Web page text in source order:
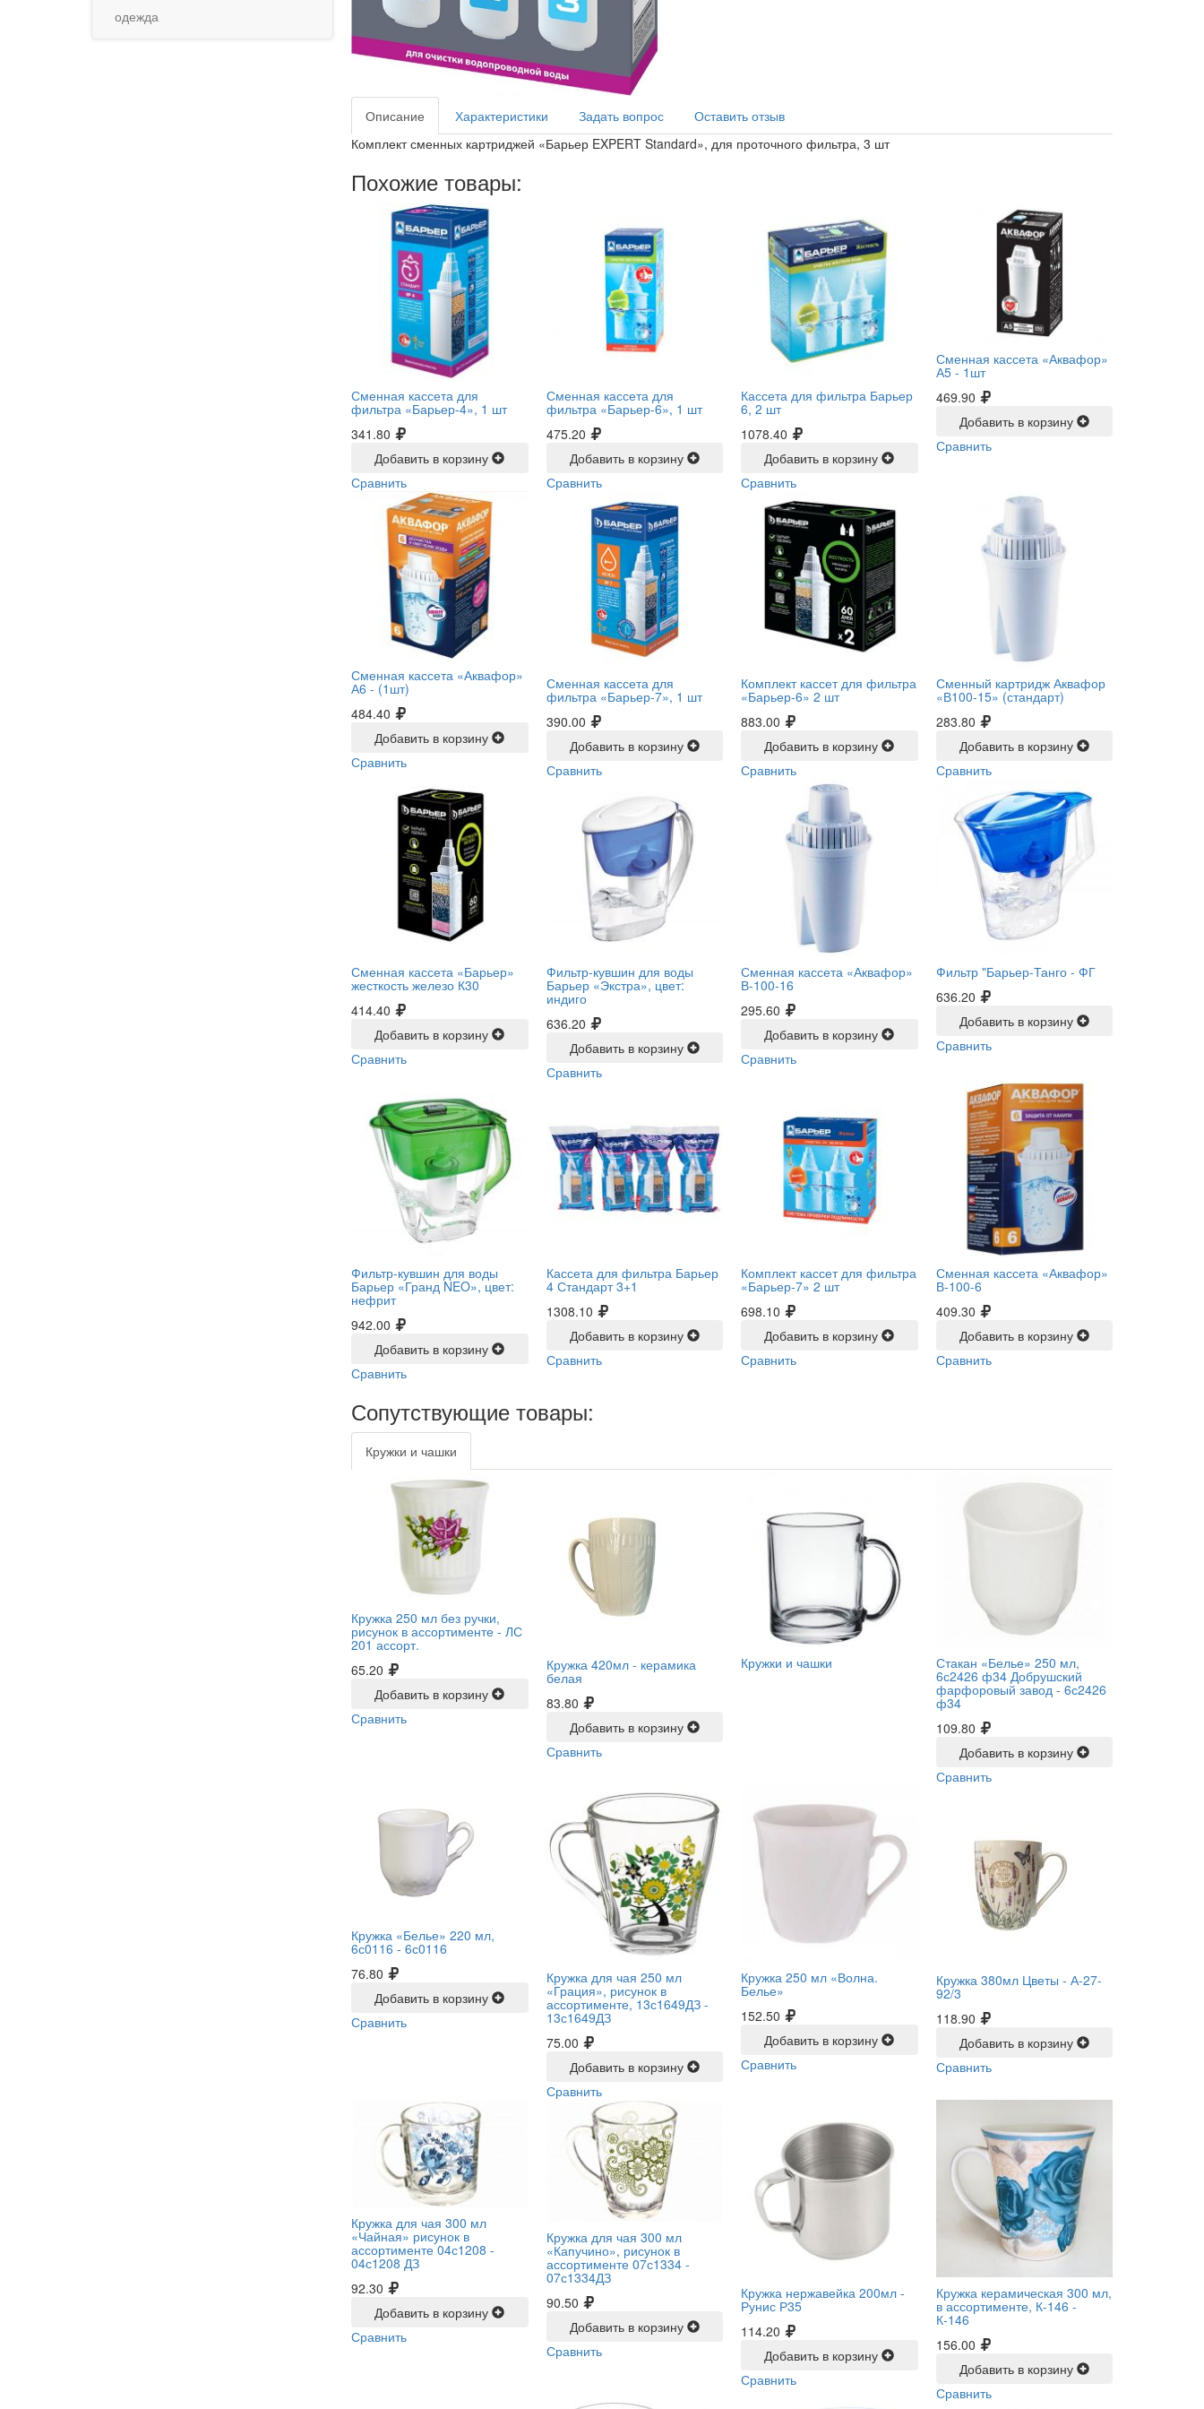
одежда
Описание Характеристики Задать вопрос
Оставить отзыв
Комплект сменных картриджей «Барьер EXPERT Standard», для проточного фильтра, 3 шт
Похожие товары:
Сменная кассета для
фильтра «Барьер-4», 1 шт
341.80
Добавить в корзину
Сравнить
Сменная кассета для
фильтра «Барьер-6», 1 шт
475.20
Добавить в корзину
Сравнить
Кассета для фильтра Барьер
6, 2 шт
1078.40
Добавить в корзину
Сравнить
Сменная кассета «Аквафор»
А5 - 1шт
469.90
Добавить в корзину
Сравнить
Сменная кассета «Аквафор»
А6 - (1шт)
484.40
Добавить в корзину
Сравнить
Сменная кассета для
фильтра «Барьер-7», 1 шт
390.00
Добавить в корзину
Сравнить
Комплект кассет для фильтра
«Барьер-6» 2 шт
883.00
Добавить в корзину
Сравнить
Сменный картридж Аквафор
«В100-15» (стандарт)
283.80
Добавить в корзину
Сравнить
Сменная кассета «Барьер»
жесткость железо К30
414.40
Добавить в корзину
Сравнить
Фильтр-кувшин для воды
Барьер «Экстра», цвет:
индиго
636.20
Добавить в корзину
Сравнить
Сменная кассета «Аквафор»
В-100-16
295.60
Добавить в корзину
Сравнить
Фильтр "Барьер-Танго - ФГ
636.20
Добавить в корзину
Сравнить
Фильтр-кувшин для воды
Барьер «Гранд NEO», цвет:
нефрит
942.00
Добавить в корзину
Сравнить
Кассета для фильтра Барьер
4 Стандарт 3+1
1308.10
Добавить в корзину
Сравнить
Комплект кассет для фильтра
«Барьер-7» 2 шт
698.10
Добавить в корзину
Сравнить
Сменная кассета «Аквафор»
В-100-6
409.30
Добавить в корзину
Сравнить
Сопутствующие товары:
Кружки и чашки
Кружка 250 мл без ручки,
рисунок в ассортименте - ЛС
201 ассорт.
65.20
Добавить в корзину
Сравнить
Кружка 420мл - керамика
белая
83.80
Добавить в корзину
Сравнить
Кружки и чашки Стакан «Белье» 250 мл,
6с2426 ф34 Добрушский
фарфоровый завод - 6с2426
ф34
109.80
Добавить в корзину
Сравнить
Кружка «Белье» 220 мл,
6с0116 - 6с0116
76.80
Добавить в корзину
Сравнить
Кружка для чая 250 мл
«Грация», рисунок в
ассортименте, 13с1649ДЗ -
13с1649ДЗ
75.00
Добавить в корзину
Сравнить
Кружка 250 мл «Волна.
Белье»
152.50
Добавить в корзину
Сравнить
Кружка 380мл Цветы - А-27-
92/3
118.90
Добавить в корзину
Сравнить
Кружка для чая 300 мл
«Чайная» рисунок в
ассортименте 04с1208 -
04с1208 ДЗ
92.30
Добавить в корзину
Сравнить
Кружка для чая 300 мл
«Капучино», рисунок в
ассортименте 07с1334 -
07с1334ДЗ
90.50
Добавить в корзину
Сравнить
Кружка нержавейка 200мл -
Рунис Р35
114.20
Добавить в корзину
Сравнить
Кружка керамическая 300 мл,
в ассортименте, К-146 -
К-146
156.00
Добавить в корзину
Сравнить